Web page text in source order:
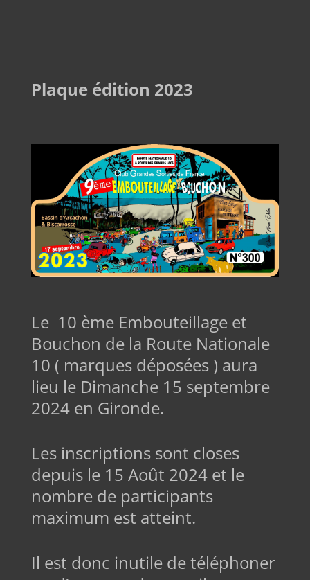
Plaque édition 2023
Le 10 ème Embouteillage et
Bouchon de la Route Nationale
10 ( marques déposées ) aura
lieu le Dimanche 15 septembre
2024 en Gironde.
Les inscriptions sont closes
depuis le 15 Août 2024 et le
nombre de participants
maximum est atteint.
Il est donc inutile de téléphoner